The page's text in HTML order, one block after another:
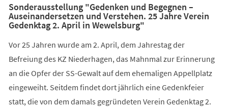
Sonderausstellung "Gedenken und Begegnen –
Auseinandersetzen und Verstehen. 25 Jahre Verein
Gedenktag 2. April in Wewelsburg"
Vor 25 Jahren wurde am 2. April, dem Jahrestag der
Befreiung des KZ Niederhagen, das Mahnmal zur Erinnerung
an die Opfer der SS-Gewalt auf dem ehemaligen Appellplatz
eingeweiht. Seitdem findet dort jährlich eine Gedenkfeier
statt, die von dem damals gegründeten Verein Gedenktag 2.